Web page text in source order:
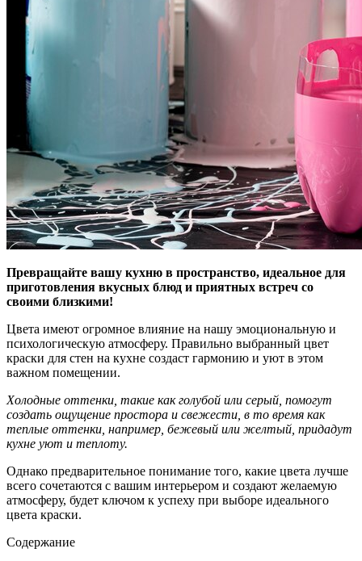
Превращайте вашу кухню в пространство, идеальное для
приготовления вкусных блюд и приятных встреч со
своими близкими!
Цвета имеют огромное влияние на нашу эмоциональную и
психологическую атмосферу. Правильно выбранный цвет
краски для стен на кухне создаст гармонию и уют в этом
важном помещении.
Холодные оттенки, такие как голубой или серый, помогут
создать ощущение простора и свежести, в то время как
теплые оттенки, например, бежевый или желтый, придадут
кухне уют и теплоту.
Однако предварительное понимание того, какие цвета лучше
всего сочетаются с вашим интерьером и создают желаемую
атмосферу, будет ключом к успеху при выборе идеального
цвета краски.
Содержание